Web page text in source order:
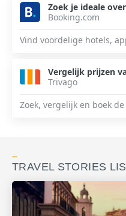
Zoek je ideale
Booking.com
Vind voordelige hotels,
Vergelijk prijzen
Trivago
Zoek, vergelijk en boek
TRAVEL STORIES